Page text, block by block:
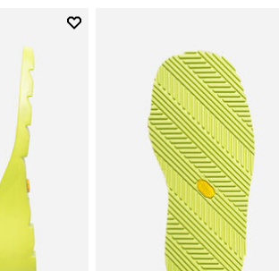
Add to wishlist